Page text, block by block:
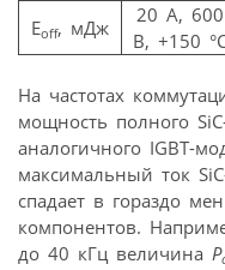
Eoff, мДж
20 А, 600
В, +150
На частотах
мощность полного
аналогичного IGBT-
максимальный ток
спадает в гораздо
компонентов.
до 40 кГц величина P